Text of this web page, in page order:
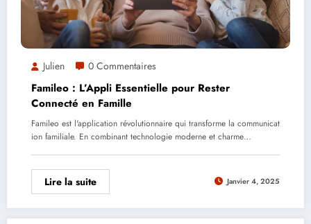
Julien 0 Commentaires
Famileo : L’Appli Essentielle pour Rester
Connecté en Famille
Famileo est l'application révolutionnaire qui transforme la communicat
ion familiale. En combinant technologie moderne et charme…
Lire la suite Janvier 4, 2025